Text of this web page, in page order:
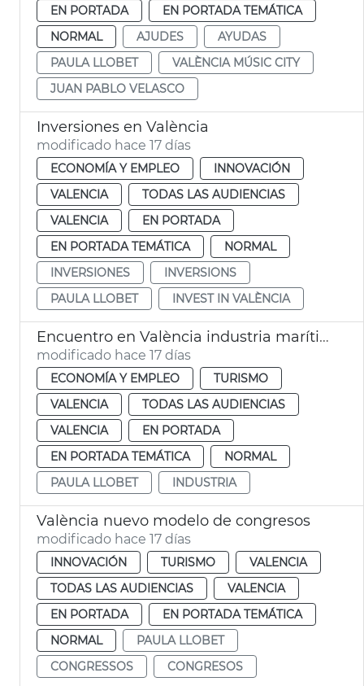
EN PORTADA
EN PORTADA TEMÁTICA
NORMAL
AJUDES
AYUDAS
PAULA LLOBET
VALÈNCIA MÚSIC CITY
JUAN PABLO VELASCO
Inversiones en València
modificado hace 17 días
ECONOMÍA Y EMPLEO
INNOVACIÓN
VALENCIA
TODAS LAS AUDIENCIAS
VALENCIA
EN PORTADA
EN PORTADA TEMÁTICA
NORMAL
INVERSIONES
INVERSIONS
PAULA LLOBET
INVEST IN VALÈNCIA
Encuentro en València industria marítima y naval
modificado hace 17 días
ECONOMÍA Y EMPLEO
TURISMO
VALENCIA
TODAS LAS AUDIENCIAS
VALENCIA
EN PORTADA
EN PORTADA TEMÁTICA
NORMAL
PAULA LLOBET
INDUSTRIA
València nuevo modelo de congresos
modificado hace 17 días
INNOVACIÓN TURISMO
VALENCIA
TODAS LAS AUDIENCIAS
VALENCIA
EN PORTADA
EN PORTADA TEMÁTICA
NORMAL
PAULA LLOBET
CONGRESSOS
CONGRESOS